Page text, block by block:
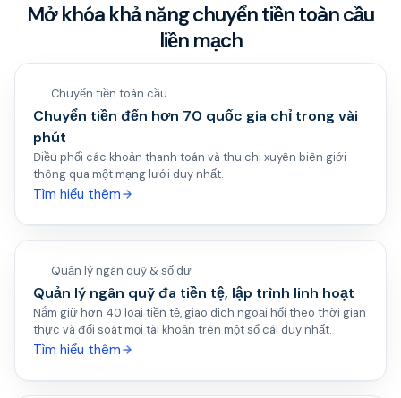
Mở khóa khả năng chuyển tiền toàn cầu
liền mạch
Chuyển tiền toàn cầu
Chuyển tiền đến hơn 70 quốc gia chỉ trong vài
phút
Điều phối các khoản thanh toán và thu chi xuyên biên giới
thông qua một mạng lưới duy nhất.
Tìm hiểu thêm
Quản lý ngân quỹ & số dư
Quản lý ngân quỹ đa tiền tệ, lập trình linh hoạt
Nắm giữ hơn 40 loại tiền tệ, giao dịch ngoại hối theo thời gian
thực và đối soát mọi tài khoản trên một sổ cái duy nhất.
Tìm hiểu thêm